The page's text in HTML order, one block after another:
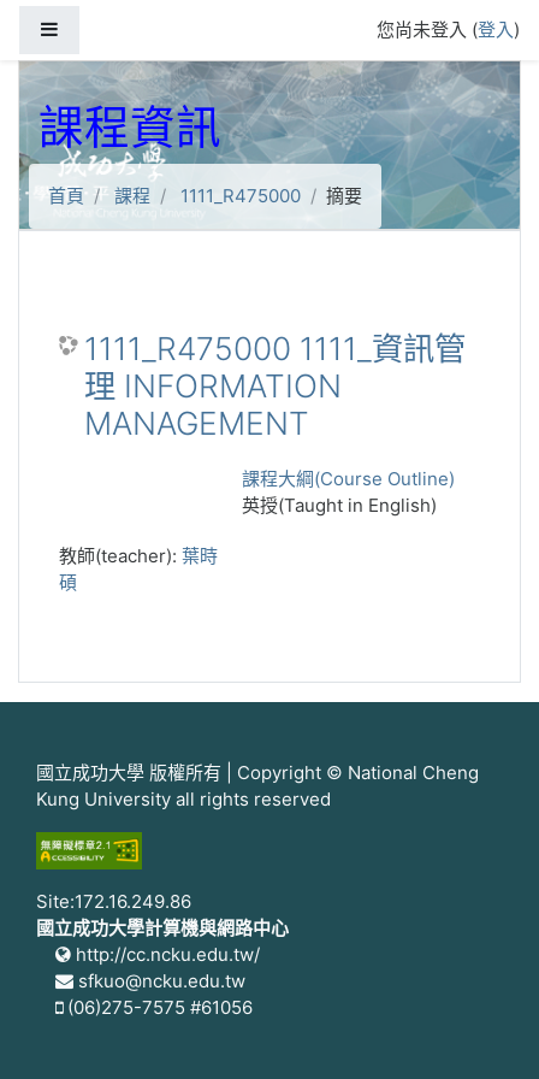
您尚未登入 (登入)
課程資訊
首頁 課程 1111_R475000 摘要
1111_R475000 1111_資訊管
理 INFORMATION
MANAGEMENT
課程大綱(Course Outline)
英授(Taught in English)
教師(teacher): 葉時
碩
國立成功大學 版權所有 | Copyright © National Cheng
Kung University all rights reserved
Site:172.16.249.86
國立成功大學計算機與網路中心
http://cc.ncku.edu.tw/
sfkuo@ncku.edu.tw
(06)275-7575 #61056